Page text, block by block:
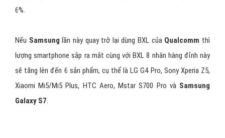
6%.
Nếu Samsung lần này quay trở lại dùng BXL của Qualcomm thì
lượng smartphone sắp ra mắt cùng với BXL 8 nhân hàng đỉnh này
sẽ tăng lên đến 6 sản phẩm, cụ thể là LG G4 Pro, Sony Xperia Z5,
Xiaomi Mi5/Mi5 Plus, HTC Aero, Mstar S700 Pro và Samsung
Galaxy S7